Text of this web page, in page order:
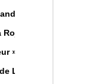
tire sa
Roja sur le toit du
» : Dans les
Lamine Yamal du